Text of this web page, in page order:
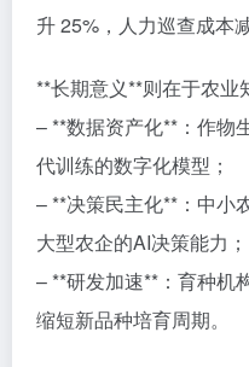
升 25%，人力巡查成本
**长期意义**则在于农业
– **数据资产化**：作物
代训练的数字化模型；
– **决策民主化**：中小
大型农企的AI决策能力；
– **研发加速**：育种机
缩短新品种培育周期。